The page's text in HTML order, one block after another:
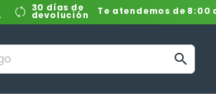
30 días de
devolución Te atendemos de 8:00
